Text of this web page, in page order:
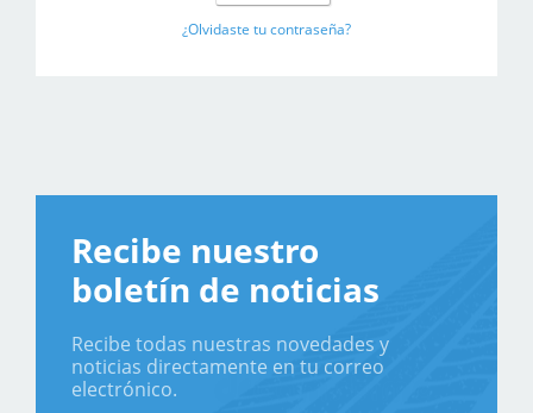
¿Olvidaste tu contraseña?
Recibe nuestro
boletín de noticias
Recibe todas nuestras novedades y
noticias directamente en tu correo
electrónico.